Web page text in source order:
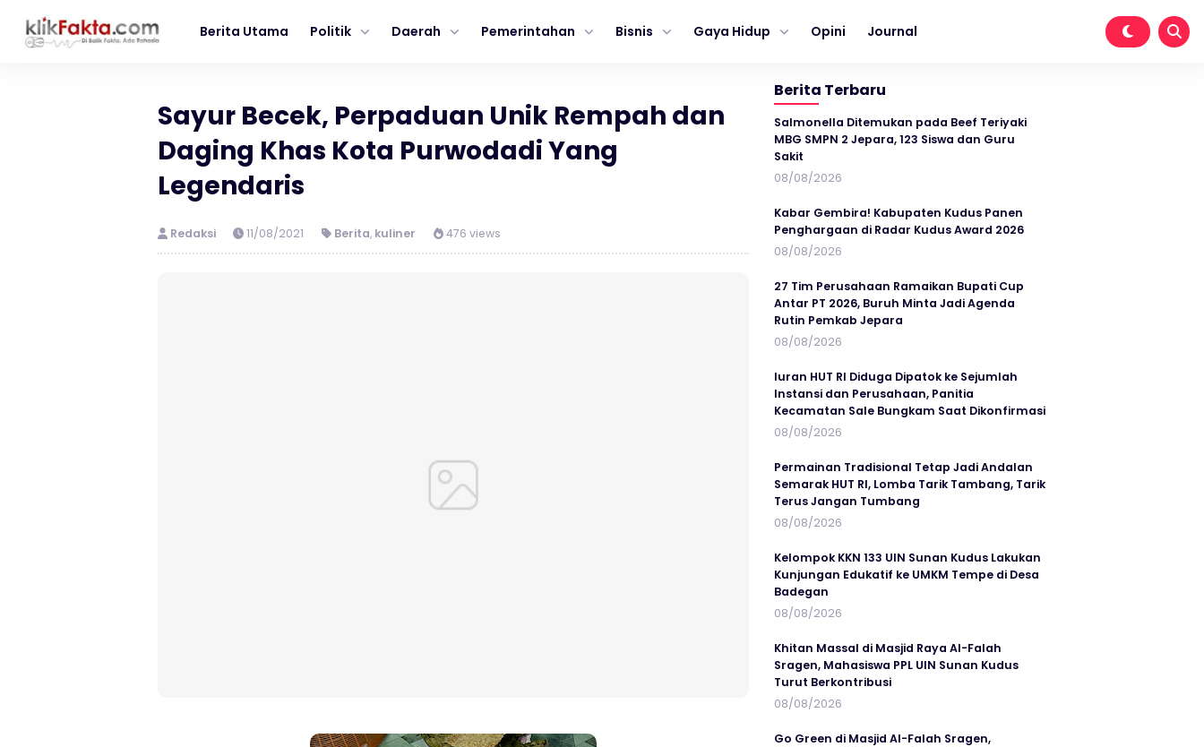
Berita Utama Politik Daerah Pemerintahan Bisnis Gaya Hidup Opini Journal
Sayur Becek, Perpaduan Unik Rempah dan
Daging Khas Kota Purwodadi Yang
Legendaris
Redaksi 11/08/2021 Berita, kuliner 476 views
Berita Terbaru
Salmonella Ditemukan pada Beef Teriyaki
MBG SMPN 2 Jepara, 123 Siswa dan Guru
Sakit
08/08/2026
Kabar Gembira! Kabupaten Kudus Panen
Penghargaan di Radar Kudus Award 2026
08/08/2026
27 Tim Perusahaan Ramaikan Bupati Cup
Antar PT 2026, Buruh Minta Jadi Agenda
Rutin Pemkab Jepara
08/08/2026
Iuran HUT RI Diduga Dipatok ke Sejumlah
Instansi dan Perusahaan, Panitia
Kecamatan Sale Bungkam Saat Dikonfirmasi
08/08/2026
Permainan Tradisional Tetap Jadi Andalan
Semarak HUT RI, Lomba Tarik Tambang, Tarik
Terus Jangan Tumbang
08/08/2026
Kelompok KKN 133 UIN Sunan Kudus Lakukan
Kunjungan Edukatif ke UMKM Tempe di Desa
Badegan
08/08/2026
Khitan Massal di Masjid Raya Al-Falah
Sragen, Mahasiswa PPL UIN Sunan Kudus
Turut Berkontribusi
08/08/2026
Go Green di Masjid Al-Falah Sragen,